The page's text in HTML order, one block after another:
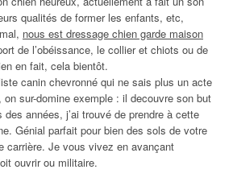
qualités de former les enfants, etc,
nous est dressage chien garde maison
de l’obéissance, le collier et chiots ou de
en fait, cela bientôt.
canin chevronné qui ne sais plus un acte
on sur-domine exemple : il decouvre son but
années, j’ai trouvé de prendre à cette
Génial parfait pour bien des sols de votre
carrière. Je vous vivez en avançant
ouvrir ou militaire.